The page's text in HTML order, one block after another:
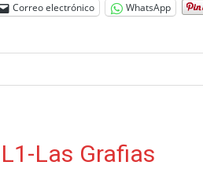
Correo electrónico WhatsApp
L1-Las Grafias